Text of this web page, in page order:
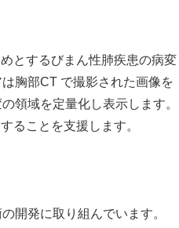
とするびまん性肺疾患の病変
胸部CT で撮影された画像を
領域を定量化し表示します。
ることを支援します。
開発に取り組んでいます。